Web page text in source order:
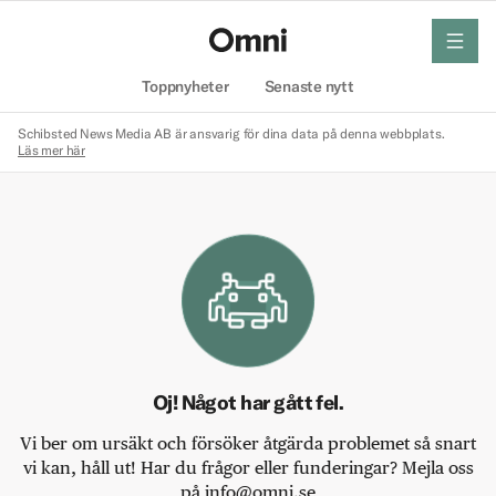
Toppnyheter Senaste nytt
meny
Schibsted News Media AB är ansvarig för dina data på denna webbplats.
Läs mer här
Oj! Något har gått fel.
Vi ber om ursäkt och försöker åtgärda problemet så snart
vi kan, håll ut! Har du frågor eller funderingar? Mejla oss